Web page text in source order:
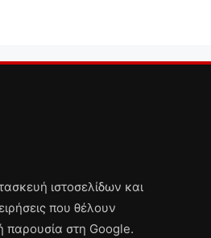
ιστοσελίδων και
που θέλουν
παρουσία στη Google.